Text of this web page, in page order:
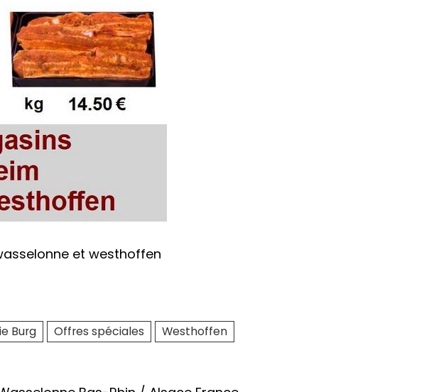
Burg Offres spéciales
Westhoffen